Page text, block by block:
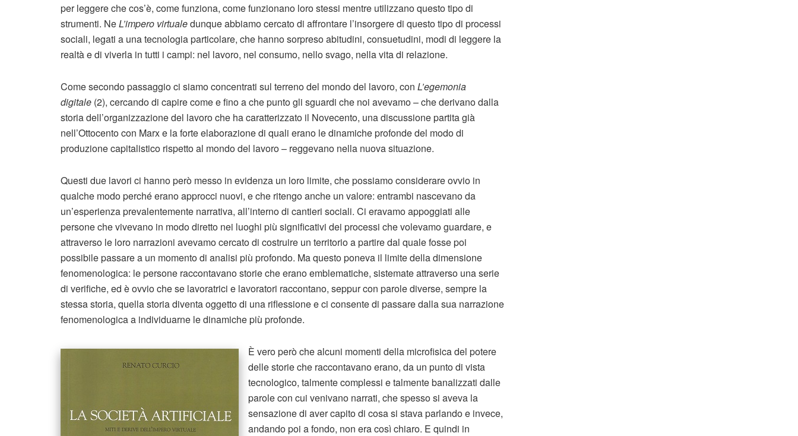
per leggere che cos’è, come funziona, come funzionano loro stessi mentre utilizzano questo tipo di
strumenti. NeL’impero virtualedunque abbiamo cercato di affrontare l’insorgere di questo tipo di processi
sociali, legati a una tecnologia particolare, che hanno sorpreso abitudini, consuetudini, modi di leggere la
realtà e di viverla in tutti i campi: nel lavoro, nel consumo, nello svago, nella vita di relazione.
Come secondo passaggio ci siamo concentrati sul terreno del mondo del lavoro, con L’egemonia
digitale (2), cercando di capire come e fino a che punto gli sguardi che noi avevamo – che derivano dalla
storia dell’organizzazione del lavoro che ha caratterizzato il Novecento, una discussione partita già
nell’Ottocento con Marx e la forte elaborazione di quali erano le dinamiche profonde del modo di
produzione capitalistico rispetto al mondo del lavoro – reggevano nella nuova situazione.
Questi due lavori ci hanno però messo in evidenza un loro limite, che possiamo considerare ovvio in
qualche modo perché erano approcci nuovi, e che ritengo anche un valore: entrambi nascevano da
un’esperienza prevalentemente narrativa, all’interno di cantieri sociali. Ci eravamo appoggiati alle
persone che vivevano in modo diretto nei luoghi più significativi dei processi che volevamo guardare, e
attraverso le loro narrazioni avevamo cercato di costruire un territorio a partire dal quale fosse poi
possibile passare a un momento di analisi più profondo. Ma questo poneva il limite della dimensione
fenomenologica: le persone raccontavano storie che erano emblematiche, sistemate attraverso una serie
di verifiche, ed è ovvio che se lavoratrici e lavoratori raccontano, seppur con parole diverse, sempre la
stessa storia, quella storia diventa oggetto di una riflessione e ci consente di passare dalla sua narrazione
fenomenologica a individuarne le dinamiche più profonde.
È vero però che alcuni momenti della microfisica del potere
delle storie che raccontavano erano, da un punto di vista
tecnologico, talmente complessi e talmente banalizzati dalle
parole con cui venivano narrati, che spesso si aveva la
sensazione di aver capito di cosa si stava parlando e invece,
andando poi a fondo, non era così chiaro. E quindi in